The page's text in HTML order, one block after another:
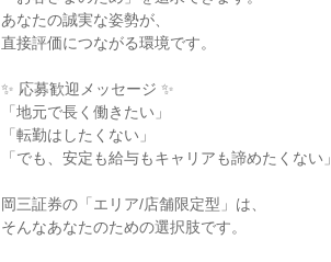
あなたの誠実な姿勢が、
直接評価につながる環境です。
✨ 応募歓迎メッセージ ✨
「地元で長く働きたい」
「転勤はしたくない」
「でも、安定も給与もキャリアも諦めたくない」
岡三証券の「エリア/店舗限定型」は、
そんなあなたのための選択肢です。